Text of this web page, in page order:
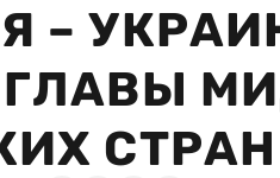
–
СТРАН